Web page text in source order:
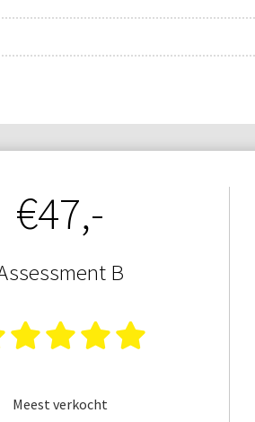
B
Meest verkocht
€47,-